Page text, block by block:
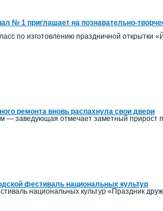
№ 1 приглашает на познавательно-
по изготовлению праздничной открытки
ремонта вновь распахнула свои двери
заведующая отмечает заметный прирост
фестиваль национальных культур
национальных культур «Праздник